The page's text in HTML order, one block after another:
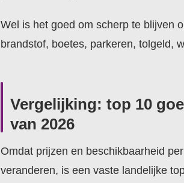
Wel is het goed om scherp te blijven
brandstof, boetes, parkeren, tolgeld,
Vergelijking: top 10
van 2026
Omdat prijzen en beschikbaarheid
veranderen, is een vaste landelijke